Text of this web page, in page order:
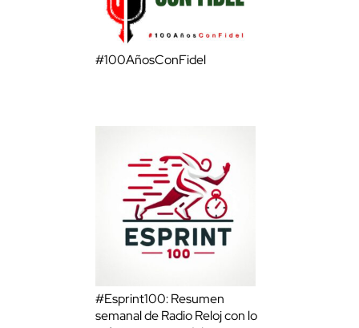
#100AñosConFidel
#Esprint100: Resumen
semanal de Radio Reloj con lo